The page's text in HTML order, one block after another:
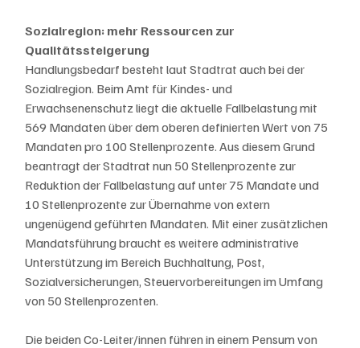
Sozialregion: mehr Ressourcen zur
Qualitätssteigerung
Handlungsbedarf besteht laut Stadtrat auch bei der
Sozialregion. Beim Amt für Kindes- und
Erwachsenenschutz liegt die aktuelle Fallbelastung mit
569 Mandaten über dem oberen definierten Wert von 75
Mandaten pro 100 Stellenprozente. Aus diesem Grund
beantragt der Stadtrat nun 50 Stellenprozente zur
Reduktion der Fallbelastung auf unter 75 Mandate und
10 Stellenprozente zur Übernahme von extern
ungenügend geführten Mandaten. Mit einer zusätzlichen
Mandatsführung braucht es weitere administrative
Unterstützung im Bereich Buchhaltung, Post,
Sozialversicherungen, Steuervorbereitungen im Umfang
von 50 Stellenprozenten.
Die beiden Co-Leiter/innen führen in einem Pensum von